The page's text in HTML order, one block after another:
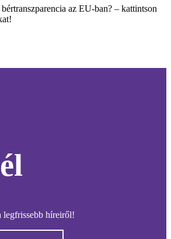
az EU-ban? – kattintson
legfrissebb híreiről!